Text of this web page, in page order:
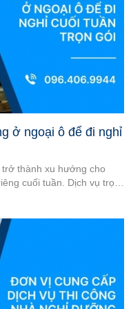
ở ngoại ô để đi nghỉ
thành xu hướng cho
cuối tuần. Dịch vụ trọn
đảm bảo tiến độ xây